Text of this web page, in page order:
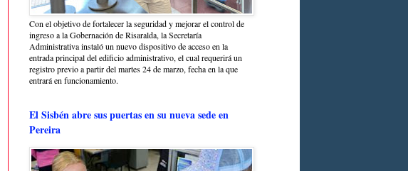
Con el objetivo de fortalecer la seguridad y mejorar el control de
ingreso a la Gobernación de Risaralda, la Secretaría
Administrativa instaló un nuevo dispositivo de acceso en la
entrada principal del edificio administrativo, el cual requerirá un
registro previo a partir del martes 24 de marzo, fecha en la que
entrará en funcionamiento.
El Sisbén abre sus puertas en su nueva sede en
Pereira